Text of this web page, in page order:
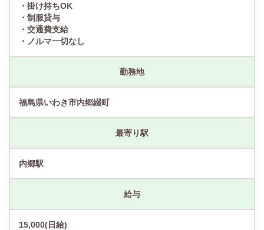
・掛け持ちOK
・制服貸与
・交通費支給
・ノルマ一切なし
勤務地
福島県いわき市内郷綴町
最寄り駅
内郷駅
給与
15,000(日給)